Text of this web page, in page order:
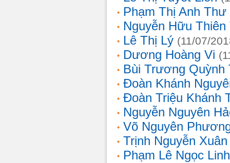
Phạm Thị Anh Thư
Nguyễn Hữu Thiên
Lê Thị Lý (11/07/
Dương Hoàng Vi
Bùi Trương Quỳnh
Đoàn Khánh
Đoàn Triệu Khánh
Nguyễn Nguyên
Võ Nguyên
Trịnh Nguyễn
Phạm Lê Ngọc Linh